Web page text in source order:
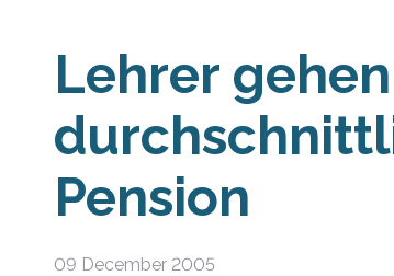
Lehrer
Pension
09 December 2005